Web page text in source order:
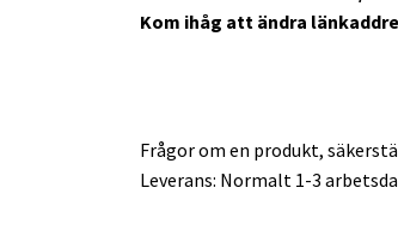
Kom ihåg att ändra
Frågor om en produkt,
Leverans: Normalt 1-3